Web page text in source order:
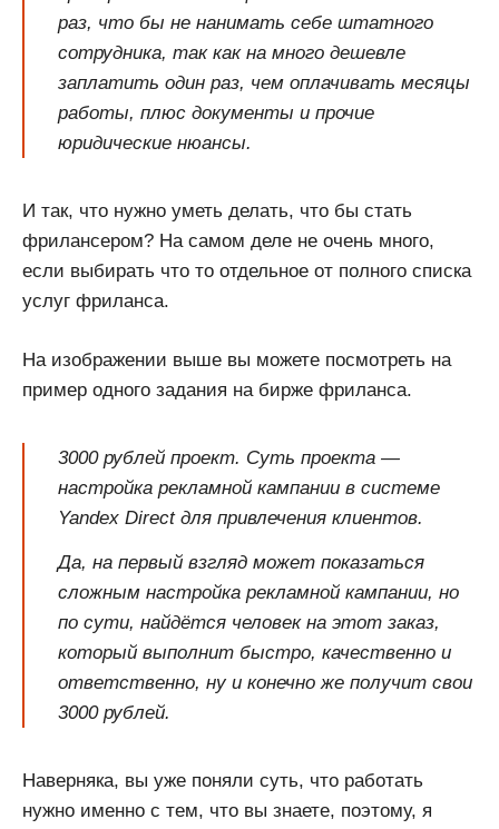
раз, что бы не нанимать себе штатного
сотрудника, так как на много дешевле
заплатить один раз, чем оплачивать месяцы
работы, плюс документы и прочие
юридические нюансы.
И так, что нужно уметь делать, что бы стать
фрилансером? На самом деле не очень много,
если выбирать что то отдельное от полного списка
услуг фриланса.
На изображении выше вы можете посмотреть на
пример одного задания на бирже фриланса.
3000 рублей проект. Суть проекта —
настройка рекламной кампании в системе
Yandex Direct для привлечения клиентов.
Да, на первый взгляд может показаться
сложным настройка рекламной кампании, но
по сути, найдётся человек на этот заказ,
который выполнит быстро, качественно и
ответственно, ну и конечно же получит свои
3000 рублей.
Наверняка, вы уже поняли суть, что работать
нужно именно с тем, что вы знаете, поэтому, я